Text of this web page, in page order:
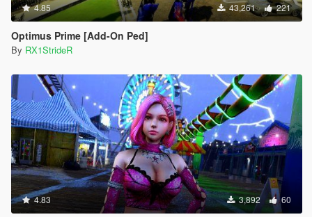
4.85 43,261 221
Optimus Prime [Add-On Ped]
By RX1StrideR
4.83 3,892 60